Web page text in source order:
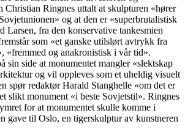
Christian Ringnes uttalt at skulpturen «hører
og at den er «superbrutalistisk
Larsen, fra den konservative tankesmien
som «et ganske utilslørt avtrykk fra
«fremmed og anakronistisk i vår tid».
sin side at monumentet mangler «slektskap
og vil oppleves som et uheldig visuelt
spør redaktør Harald Stanghelle «om det er
slikt monument «i beste Sovjetstil». Ringnes
for at monumentet skulle komme i
gave til Oslo, en tigerskulptur av kunstneren